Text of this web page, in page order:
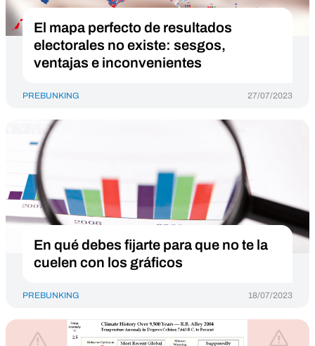
El mapa perfecto de resultados
electorales no existe: sesgos,
ventajas e inconvenientes
PREBUNKING 27/07/2023
En qué debes fijarte para que no te la
cuelen con los gráficos
PREBUNKING 18/07/2023